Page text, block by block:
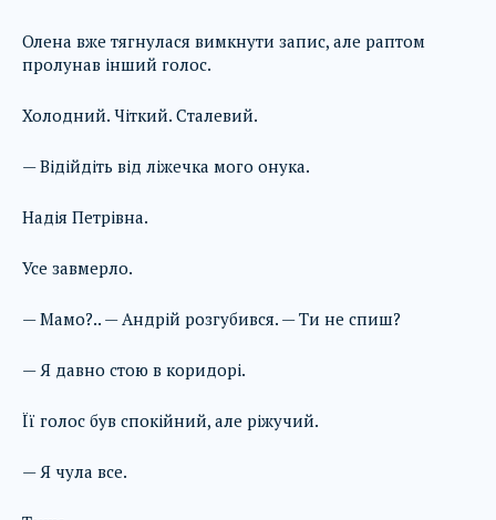
Олена вже тягнулася вимкнути запис, але раптом
пролунав інший голос.
Холодний. Чіткий. Сталевий.
— Відійдіть від ліжечка мого онука.
Надія Петрівна.
Усе завмерло.
— Мамо?.. — Андрій розгубився. — Ти не спиш?
— Я давно стою в коридорі.
Її голос був спокійний, але ріжучий.
— Я чула все.